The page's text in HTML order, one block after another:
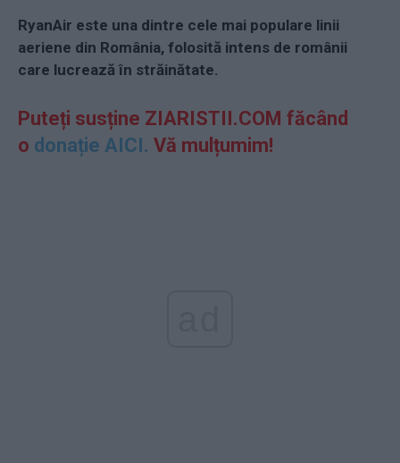
RyanAir este una dintre cele mai populare linii
aeriene din România, folosită intens de românii
care lucrează în străinătate.
Puteți susține ZIARISTII.COM făcând
o donație AICI. Vă mulțumim!